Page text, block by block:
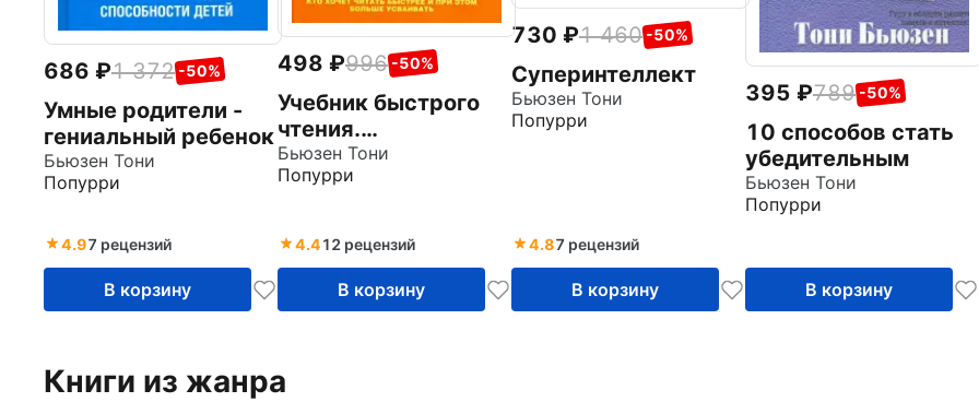
686 1 372 -50%
Умные родители -
гениальный ребенок
Бьюзен Тони
Попурри
4.97 рецензий
В корзину
498 996 -50%
Учебник быстрого
чтения.
Эффективное
пособие для
читать быстрее
Бьюзен Тони
Попурри
4.412 рецензий
В корзину
730 1 460 -50%
Суперинтеллект
Бьюзен Тони
Попурри
4.87 рецензий
В корзину
395 789 -50%
10 способов стать
убедительным
Бьюзен Тони
Попурри
В корзину
Книги из жанра